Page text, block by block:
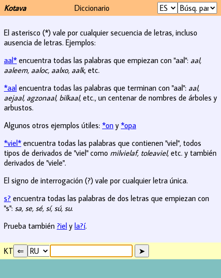
Kotava Diccionario
El asterisco (*) vale por cualquier secuencia de letras, incluso
ausencia de letras. Ejemplos:
aal* encuentra todas las palabras que empiezan con "aal": aal,
aaleem, aaloc, aalxo, aalk, etc.
*aal encuentra todas las palabras que terminan con "aal": aal,
aejaal, agzonaal, bilkaal, etc., un centenar de nombres de árboles y
arbustos.
Algunos otros ejemplos útiles: *on y *opa
*viel* encuentra todas las palabras que contienen "viel", todos
tipos de derivados de "viel" como milvielaf, toleaviel, etc. y también
derivados de "viele".
El signo de interrogación (?) vale por cualquier letra única.
s? encuentra todas las palabras de dos letras que empiezan con
"s": sa, se, sé, sí, sú, su.
Prueba también ?iel y la?í.
KT